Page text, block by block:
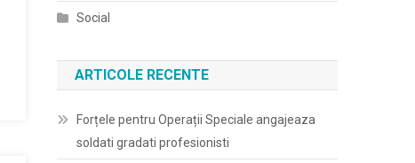
Social
ARTICOLE RECENTE
Forțele pentru Operații Speciale angajeaza
soldati gradati profesionisti